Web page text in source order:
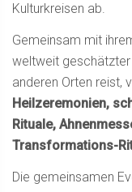
Kulturkreisen ab.
Gemeinsam mit
weltweit geschätzter
anderen Orten reist,
Heilzeremonien,
Rituale,
Transformations-
Die gemeinsamen